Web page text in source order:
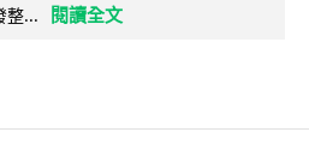
整...
閱讀全文